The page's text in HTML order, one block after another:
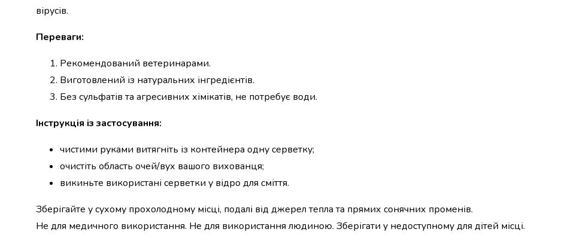
набори
Продукти
напої
Бакалія
Макаронні
вироби
Сухі
Їжа
швидкого
приготування
та
приправи
вірусів.
Переваги:
Рекомендований ветеринарами.
Виготовлений із натуральних інгредієнтів.
Без сульфатів та агресивних хімікатів, не потребує води.
Інструкція із застосування:
чистими руками витягніть із контейнера одну серветку;
очистіть область очей/вух вашого вихованця;
викиньте використані серветки у відро для сміття.
Зберігайте у сухому прохолодному місці, подалі від джерел тепла та прямих сонячних променів.
Не для медичного використання. Не для використання людиною. Зберігати у недоступному для дітей місці.